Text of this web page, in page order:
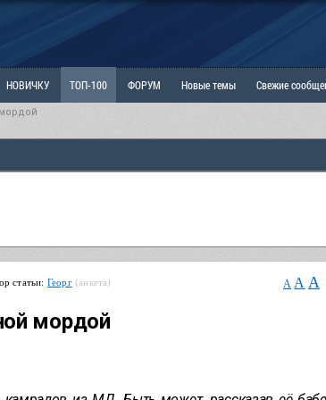
НОВИЧКУ ТОП-100 ФОРУМ Новые темы Свежие
Наболевшее. Выскажись!
статьи: Георг (анкета) A A A
мордой